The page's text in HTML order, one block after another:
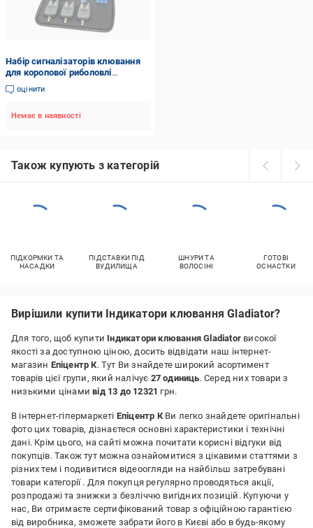
Набір сигналізаторів клювання
для коропової риболовлі
Gladiator RF298 3+1 Black
(28745611)
оцінити
Немає в наявності
Також купують з категорій
ПІДКОРМКИ ТА
НАСАДКИ
ПІДСТАВКИ ПІД
ВУДИЛИЩА
ШНУРИ ТА
ВОЛОСІНІ
ГОТОВІ
ОСНАСТКИ
Вирішили купити Індикатори клювання Gladiator?
Для того, щоб купити Індикатори клювання Gladiator високої
якості за доступною ціною, досить відвідати наш інтернет-
магазин Епіцентр К. Тут Ви знайдете широкий асортимент
товарів цієї групи, який налічує 27 одиниць. Серед них товари з
низькими цінамивід 13 до 12321 грн.
В інтернет-гіпермаркеті Епіцентр КВи легко знайдете оригінальні
фото цих товарів, дізнаєтеся основні характеристики і технічні
дані. Крім цього, на сайті можна почитати корисні відгуки від
покупців. Також тут можна ознайомитися з цікавими статтями з
різних тем і подивитися відеоогляди на найбільш затребувані
товари категорії . Для покупця регулярно проводяться акції,
розпродажі та знижки з безліччю вигідних позицій. Купуючи у
нас, Ви отримаєте сертифікований товар з офіційною гарантією
від виробника, зможете забрати його в Києві або в будь-якому